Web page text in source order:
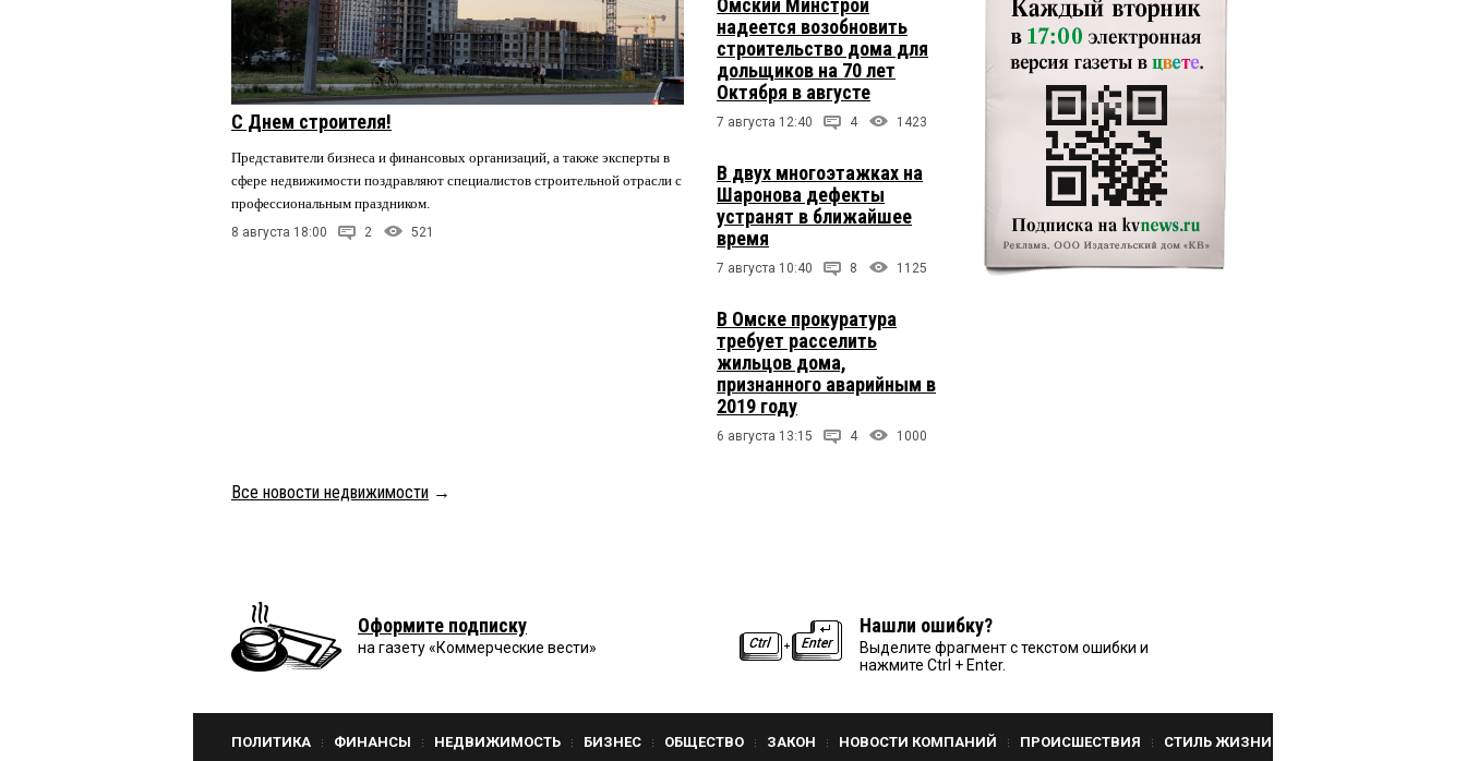
С Днем строителя!
Представители бизнеса и финансовых организаций, а также эксперты в
сфере недвижимости поздравляют специалистов строительной отрасли с
профессиональным праздником.
8 августа 18:00 2 521
Омский Минстрой
надеется возобновить
строительство дома для
дольщиков на 70 лет
Октября в августе
7 августа 12:40 4 1423
В двух многоэтажках на
Шаронова дефекты
устранят в ближайшее
время
7 августа 10:40 8 1125
В Омске прокуратура
требует расселить
жильцов дома,
признанного аварийным в
2019 году
6 августа 13:15 4 1000
Все новости недвижимости →
Оформите подписку
на газету «Коммерческие вести»
Нашли ошибку?
Выделите фрагмент с текстом ошибки и
нажмите Ctrl + Enter.
ПОЛИТИКА ФИНАНСЫ НЕДВИЖИМОСТЬ БИЗНЕС ОБЩЕСТВО ЗАКОН НОВОСТИ КОМПАНИЙ ПРОИСШЕСТВИЯ СТИЛЬ ЖИЗНИ